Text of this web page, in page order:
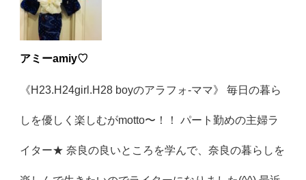
アミーamiy♡
《H23.H24girl.H28 boyのアラフォ-ママ》 毎日の暮ら
しを優しく楽しむがmotto〜！！ パート勤めの主婦ラ
イター★ 奈良の良いところを学んで、奈良の暮らしを